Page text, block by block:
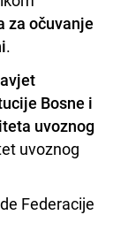
za očuvanje
.
Bosne i
uvoznog
uvoznog
Federacije